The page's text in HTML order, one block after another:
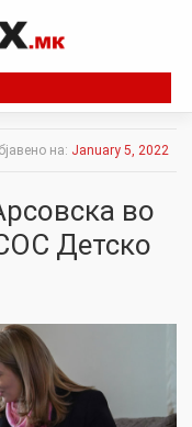
на: January 5, 2022
во
Детско